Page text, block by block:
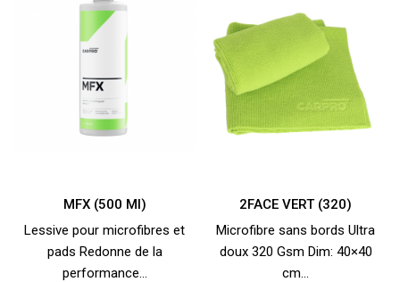
MFX (500 Ml)
Lessive pour microfibres et
pads Redonne de la
performance...
2FACE VERT (320)
Microfibre sans bords Ultra
doux 320 Gsm Dim: 40×40
cm...